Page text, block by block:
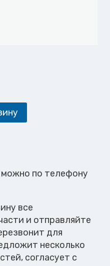
можно по телефону
все
и отправляйте
для
несколько
согласует с